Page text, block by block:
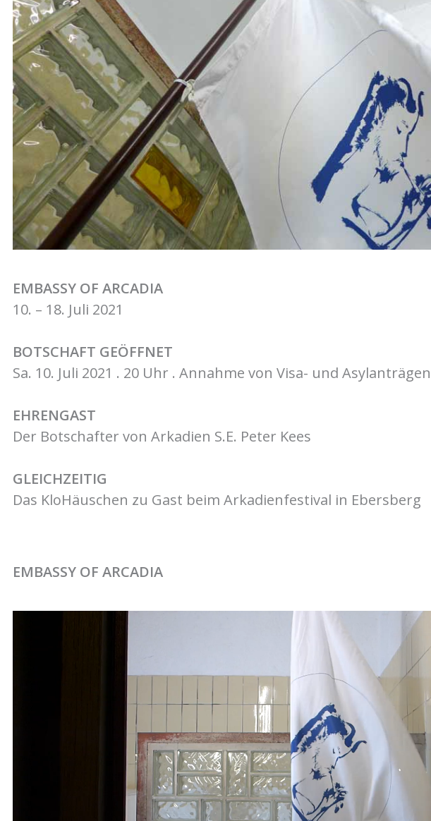
EMBASSY OF ARCADIA
10. – 18. Juli 2021
BOTSCHAFT GEÖFFNET
Sa. 10. Juli 2021 . 20 Uhr . Annahme von Visa- und Asylanträgen
EHRENGAST
Der Botschafter von Arkadien S.E. Peter Kees
GLEICHZEITIG
Das KloHäuschen zu Gast beim Arkadienfestival in Ebersberg
EMBASSY OF ARCADIA